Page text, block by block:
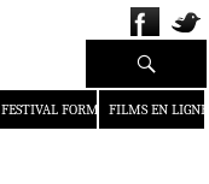
FESTIVAL FORMAT COURT
FILMS EN LIGNE
Recherche